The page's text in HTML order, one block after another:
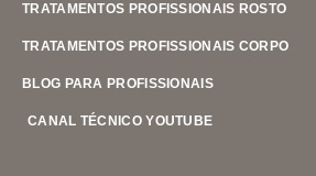
TRATAMENTOS PROFISSIONAIS ROSTO
TRATAMENTOS PROFISSIONAIS CORPO
BLOG PARA PROFISSIONAIS
CANAL TÉCNICO YOUTUBE